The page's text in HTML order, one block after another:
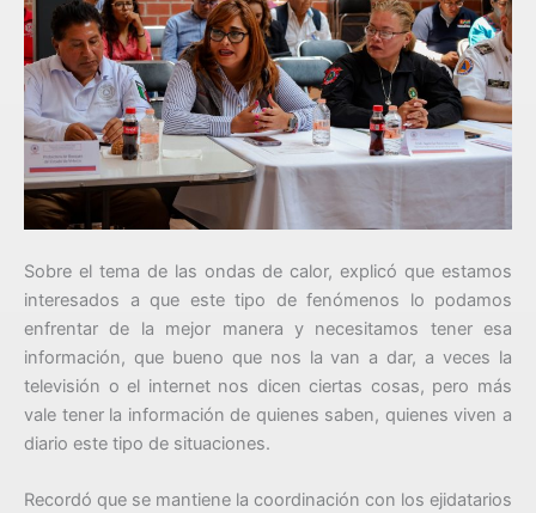
Sobre el tema de las ondas de calor, explicó que estamos
interesados a que este tipo de fenómenos lo podamos
enfrentar de la mejor manera y necesitamos tener esa
información, que bueno que nos la van a dar, a veces la
televisión o el internet nos dicen ciertas cosas, pero más
vale tener la información de quienes saben, quienes viven a
diario este tipo de situaciones.
Recordó que se mantiene la coordinación con los ejidatarios